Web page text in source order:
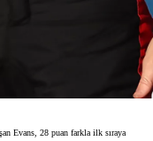
Evans, 28 puan farkla ilk sıraya